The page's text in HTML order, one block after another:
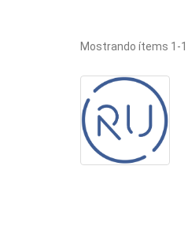
Mostrando ítems 1-1